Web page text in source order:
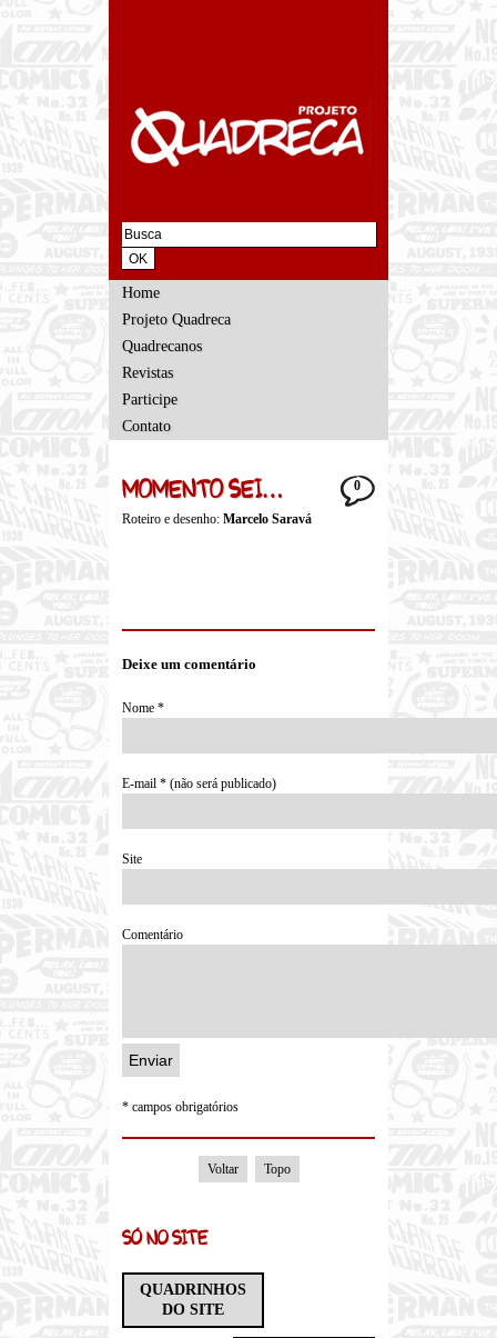
Home
Projeto Quadreca
Quadrecanos
Revistas
Participe
Contato
0
MOMENTO SEI…
Roteiro e desenho: Marcelo Saravá
Deixe um comentário
Nome *
E-mail * (não será publicado)
Site
Comentário
* campos obrigatórios
Voltar Topo
SÓ NO SITE
QUADRINHOS
DO SITE